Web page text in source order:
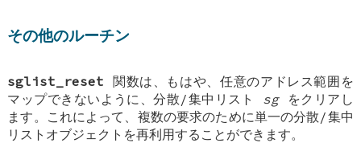
その他のルーチン
sglist_reset 関数は、もはや、任意のアドレス範囲を
マップできないように、分散/集中リスト sgをクリアし
ます。これによって、複数の要求のために単一の分散/集中
リストオブジェクトを再利用することができます。